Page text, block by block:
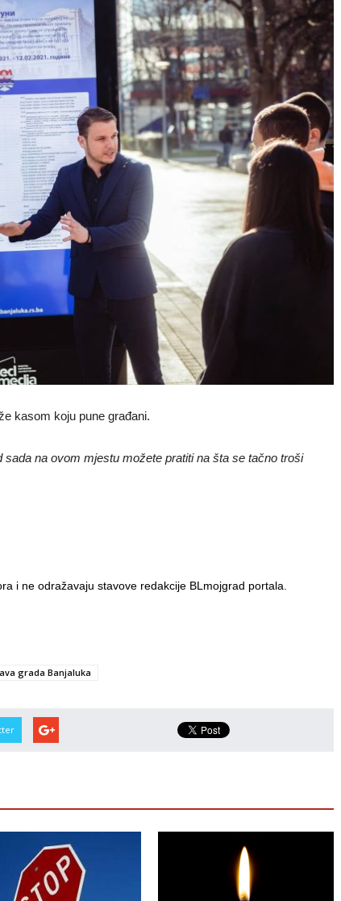
kasom koju pune građani.
na ovom mjestu možete pratiti na šta se tačno troši
i ne odražavaju stavove redakcije BLmojgrad portala.
grada Banjaluka